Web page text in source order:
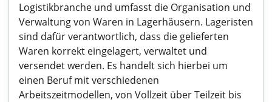
Logistikbranche und umfasst die Organisation und
Verwaltung von Waren in Lagerhäusern. Lageristen
sind dafür verantwortlich, dass die gelieferten
Waren korrekt eingelagert, verwaltet und
versendet werden. Es handelt sich hierbei um
einen Beruf mit verschiedenen
Arbeitszeitmodellen, von Vollzeit über Teilzeit bis